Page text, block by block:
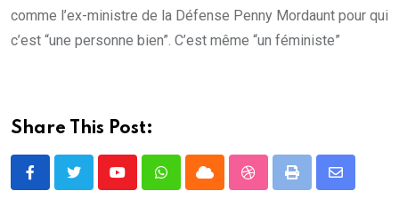
comme l’ex-ministre de la Défense Penny Mordaunt pour qui
c’est “une personne bien”. C’est même “un féministe”
Share This Post:
YoutubeWhatsappCloud StumbleUpon
Print
Share